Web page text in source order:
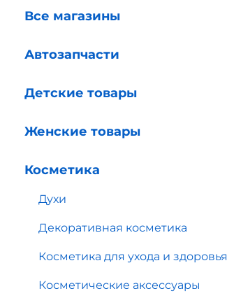
Все магазины
Автозапчасти
Детские товары
Женские товары
Косметика
Духи
Декоративная косметика
Косметика для ухода и здоровья
Косметические аксессуары